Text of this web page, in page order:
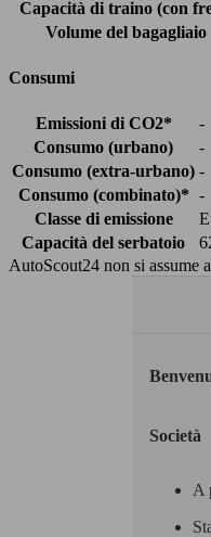
Capacità di traino (con
Volume del bagagliaio
Consumi
Emissioni di CO2*
-
Consumo (urbano)
-
Consumo (extra-urbano) -
Consumo (combinato)* -
Classe di emissione
Capacità del serbatoio
AutoScout24 non si assume
Società
A